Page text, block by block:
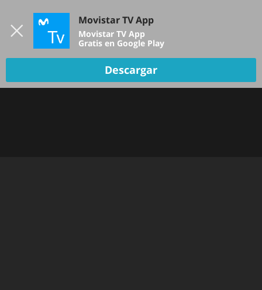
TV EN VIVO
Movistar TV App
Movistar TV App
Gratis en Google Play
Descargar